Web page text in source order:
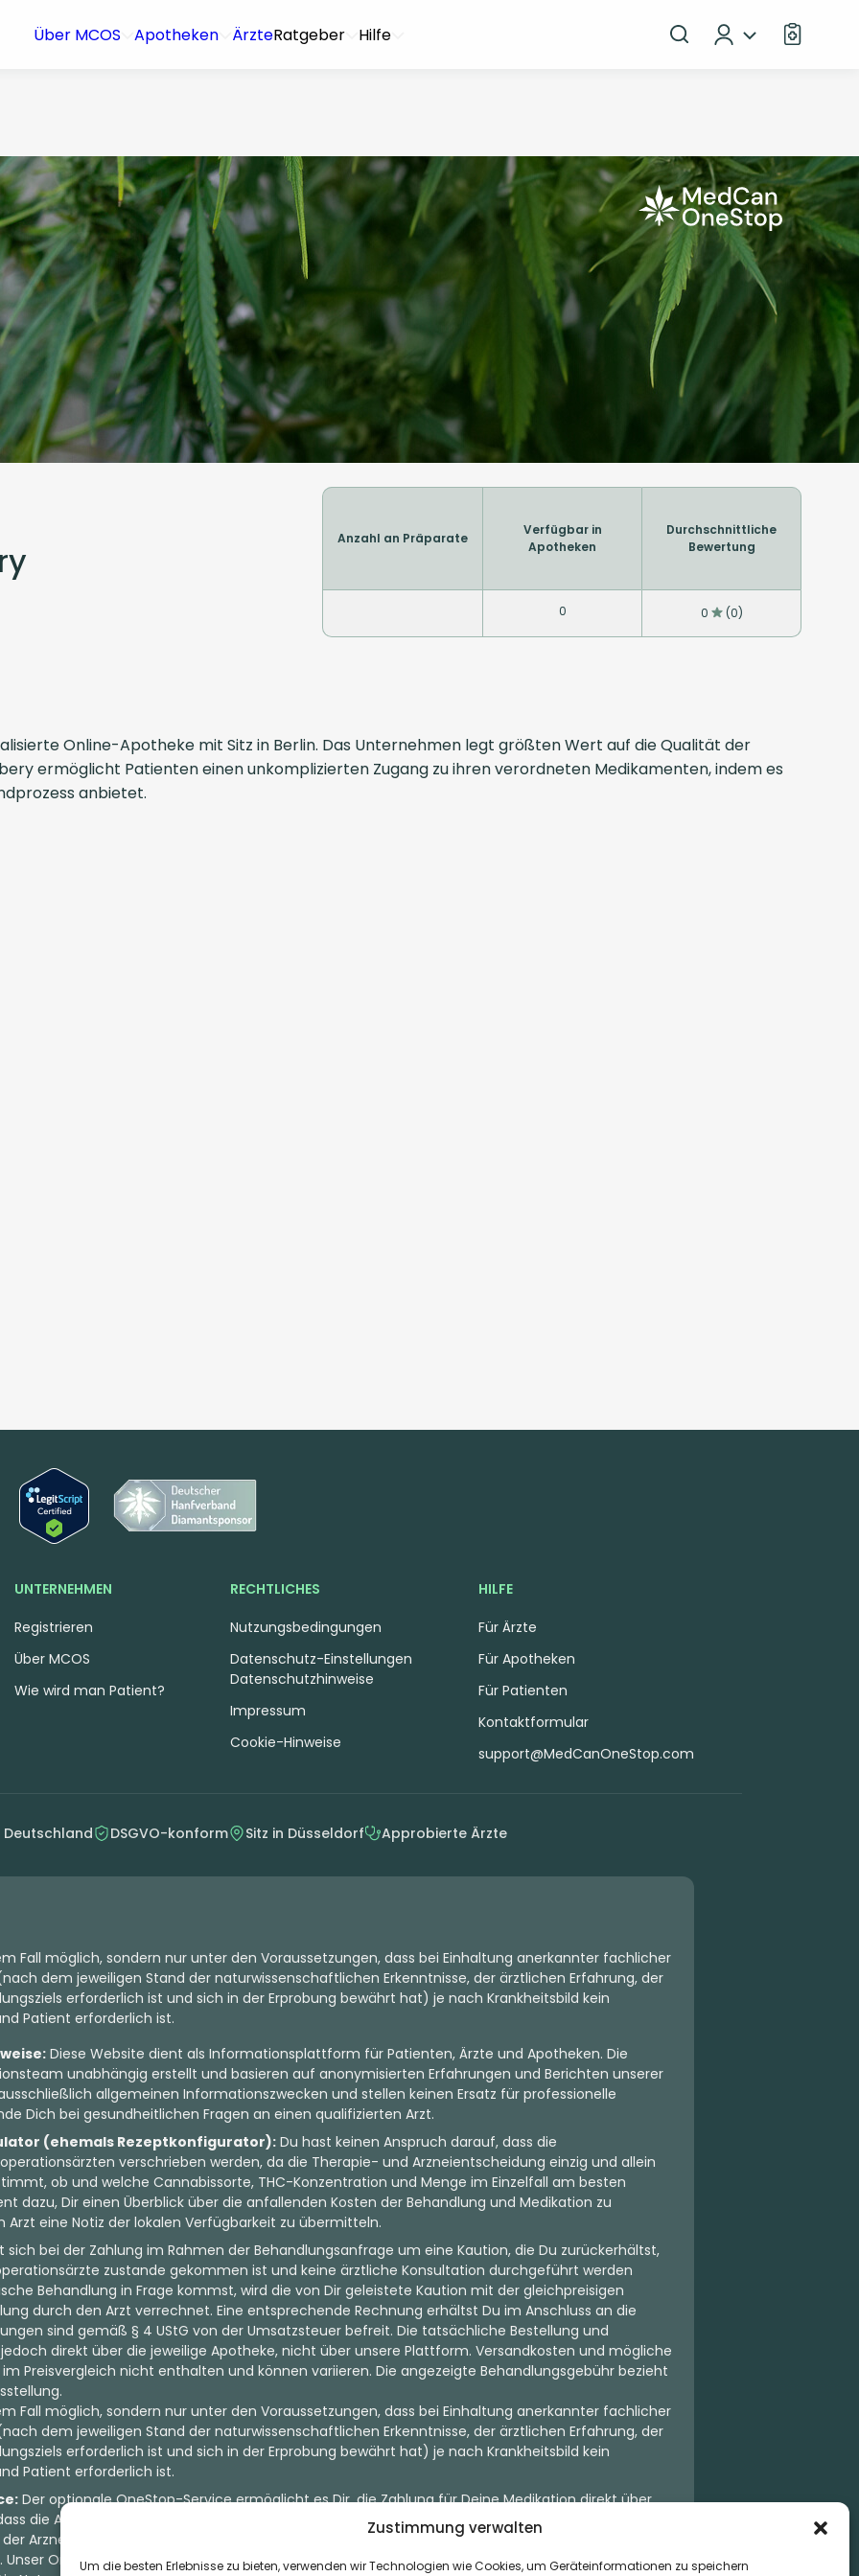
Zustimmung verwalten
Um die besten Erlebnisse zu bieten, verwenden wir Technologien wie Cookies, um Geräteinformationen zu speichern
Über MCOS Apotheken ÄrzteRatgeber Hilfe
Anzahl an Präparate
Verfügbar in
Apotheken
0
Durchschnittliche
Bewertung
0 (0)
Online-Apotheke mit Sitz in Berlin. Das Unternehmen legt größten Wert auf die Qualität der
ermöglicht Patienten einen unkomplizierten Zugang zu ihren verordneten Medikamenten, indem es
anbietet.
UNTERNEHMEN
Registrieren
Über MCOS
Wie wird man Patient?
HILFE
Für Ärzte
Für Apotheken
Für Patienten
Kontaktformular
support@MedCanOneStop.com
RECHTLICHES
Nutzungsbedingungen
Datenschutzhinweise
Impressum
Cookie-Hinweise
Datenschutz-Einstellungen
Deutschland DSGVO-konform Sitz in Düsseldorf Approbierte Ärzte
Fall möglich, sondern nur unter den Voraussetzungen, dass bei Einhaltung anerkannter fachlicher
dem jeweiligen Stand der naturwissenschaftlichen Erkenntnisse, der ärztlichen Erfahrung, der
erforderlich ist und sich in der Erprobung bewährt hat) je nach Krankheitsbild kein
Patient erforderlich ist.
Diese Website dient als Informationsplattform für Patienten, Ärzte und Apotheken. Die
unabhängig erstellt und basieren auf anonymisierten Erfahrungen und Berichten unserer
allgemeinen Informationszwecken und stellen keinen Ersatz für professionelle
Dich bei gesundheitlichen Fragen an einen qualifizierten Arzt.
(ehemals Rezeptkonfigurator): Du hast keinen Anspruch darauf, dass die
verschrieben werden, da die Therapie- und Arzneientscheidung einzig und allein
ob und welche Cannabissorte, THC-Konzentration und Menge im Einzelfall am besten
dazu, Dir einen Überblick über die anfallenden Kosten der Behandlung und Medikation zu
eine Notiz der lokalen Verfügbarkeit zu übermitteln.
sich bei der Zahlung im Rahmen der Behandlungsanfrage um eine Kaution, die Du zurückerhältst,
zustande gekommen ist und keine ärztliche Konsultation durchgeführt werden
Behandlung in Frage kommst, wird die von Dir geleistete Kaution mit der gleichpreisigen
durch den Arzt verrechnet. Eine entsprechende Rechnung erhältst Du im Anschluss an die
sind gemäß § 4 UStG von der Umsatzsteuer befreit. Die tatsächliche Bestellung und
direkt über die jeweilige Apotheke, nicht über unsere Plattform. Versandkosten und mögliche
Preisvergleich nicht enthalten und können variieren. Die angezeigte Behandlungsgebühr bezieht
Fall möglich, sondern nur unter den Voraussetzungen, dass bei Einhaltung anerkannter fachlicher
dem jeweiligen Stand der naturwissenschaftlichen Erkenntnisse, der ärztlichen Erfahrung, der
erforderlich ist und sich in der Erprobung bewährt hat) je nach Krankheitsbild kein
Patient erforderlich ist.
Der optionale OneStop-Service ermöglicht es Dir, die Zahlung für Deine Medikation direkt über
die Apotheke den Betrag ohne zusätzlichen Aufwand Deinerseits einziehen kann. Die
Arzneimittel erfolgt jedoch ausschließlich über die jeweilige Apotheke. Der Kaufvertrag entsteht
Unser OneStop-Service stellt kein pharmazeutisches Angebot dar, sondern dient lediglich der